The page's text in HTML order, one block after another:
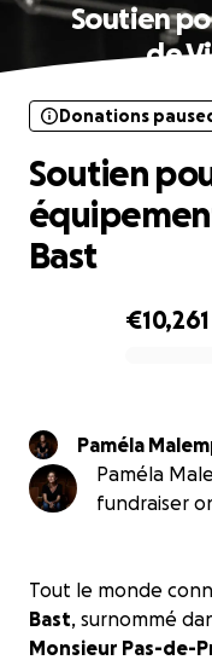
Soutien
de
€10,261
Donations
Soutien
Bast
Paméla
Paméla
fundraiser
Tout le monde
Bast, surnommé
Monsieur Pas-de-